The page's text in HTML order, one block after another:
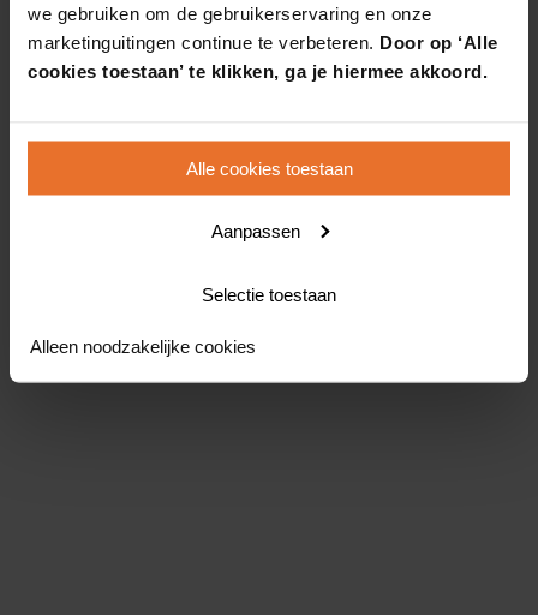
we gebruiken om de gebruikerservaring en onze
marketinguitingen continue te verbeteren. Door op ‘Alle
cookies toestaan’ te klikken, ga je hiermee akkoord.
Alle cookies toestaan
Aanpassen
Selectie toestaan
Alleen noodzakelijke cookies